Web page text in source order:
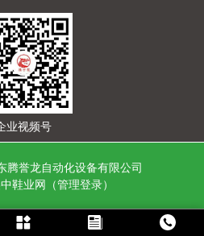
业视频号
腾誉龙自动化设备有限公司
鞋业网（管理登录）